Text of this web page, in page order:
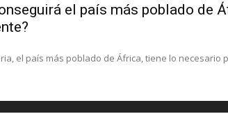
el país más poblado de
el país más poblado de África, tiene lo necesario